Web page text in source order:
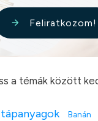
Feliratkozom!
a témák között
Banán